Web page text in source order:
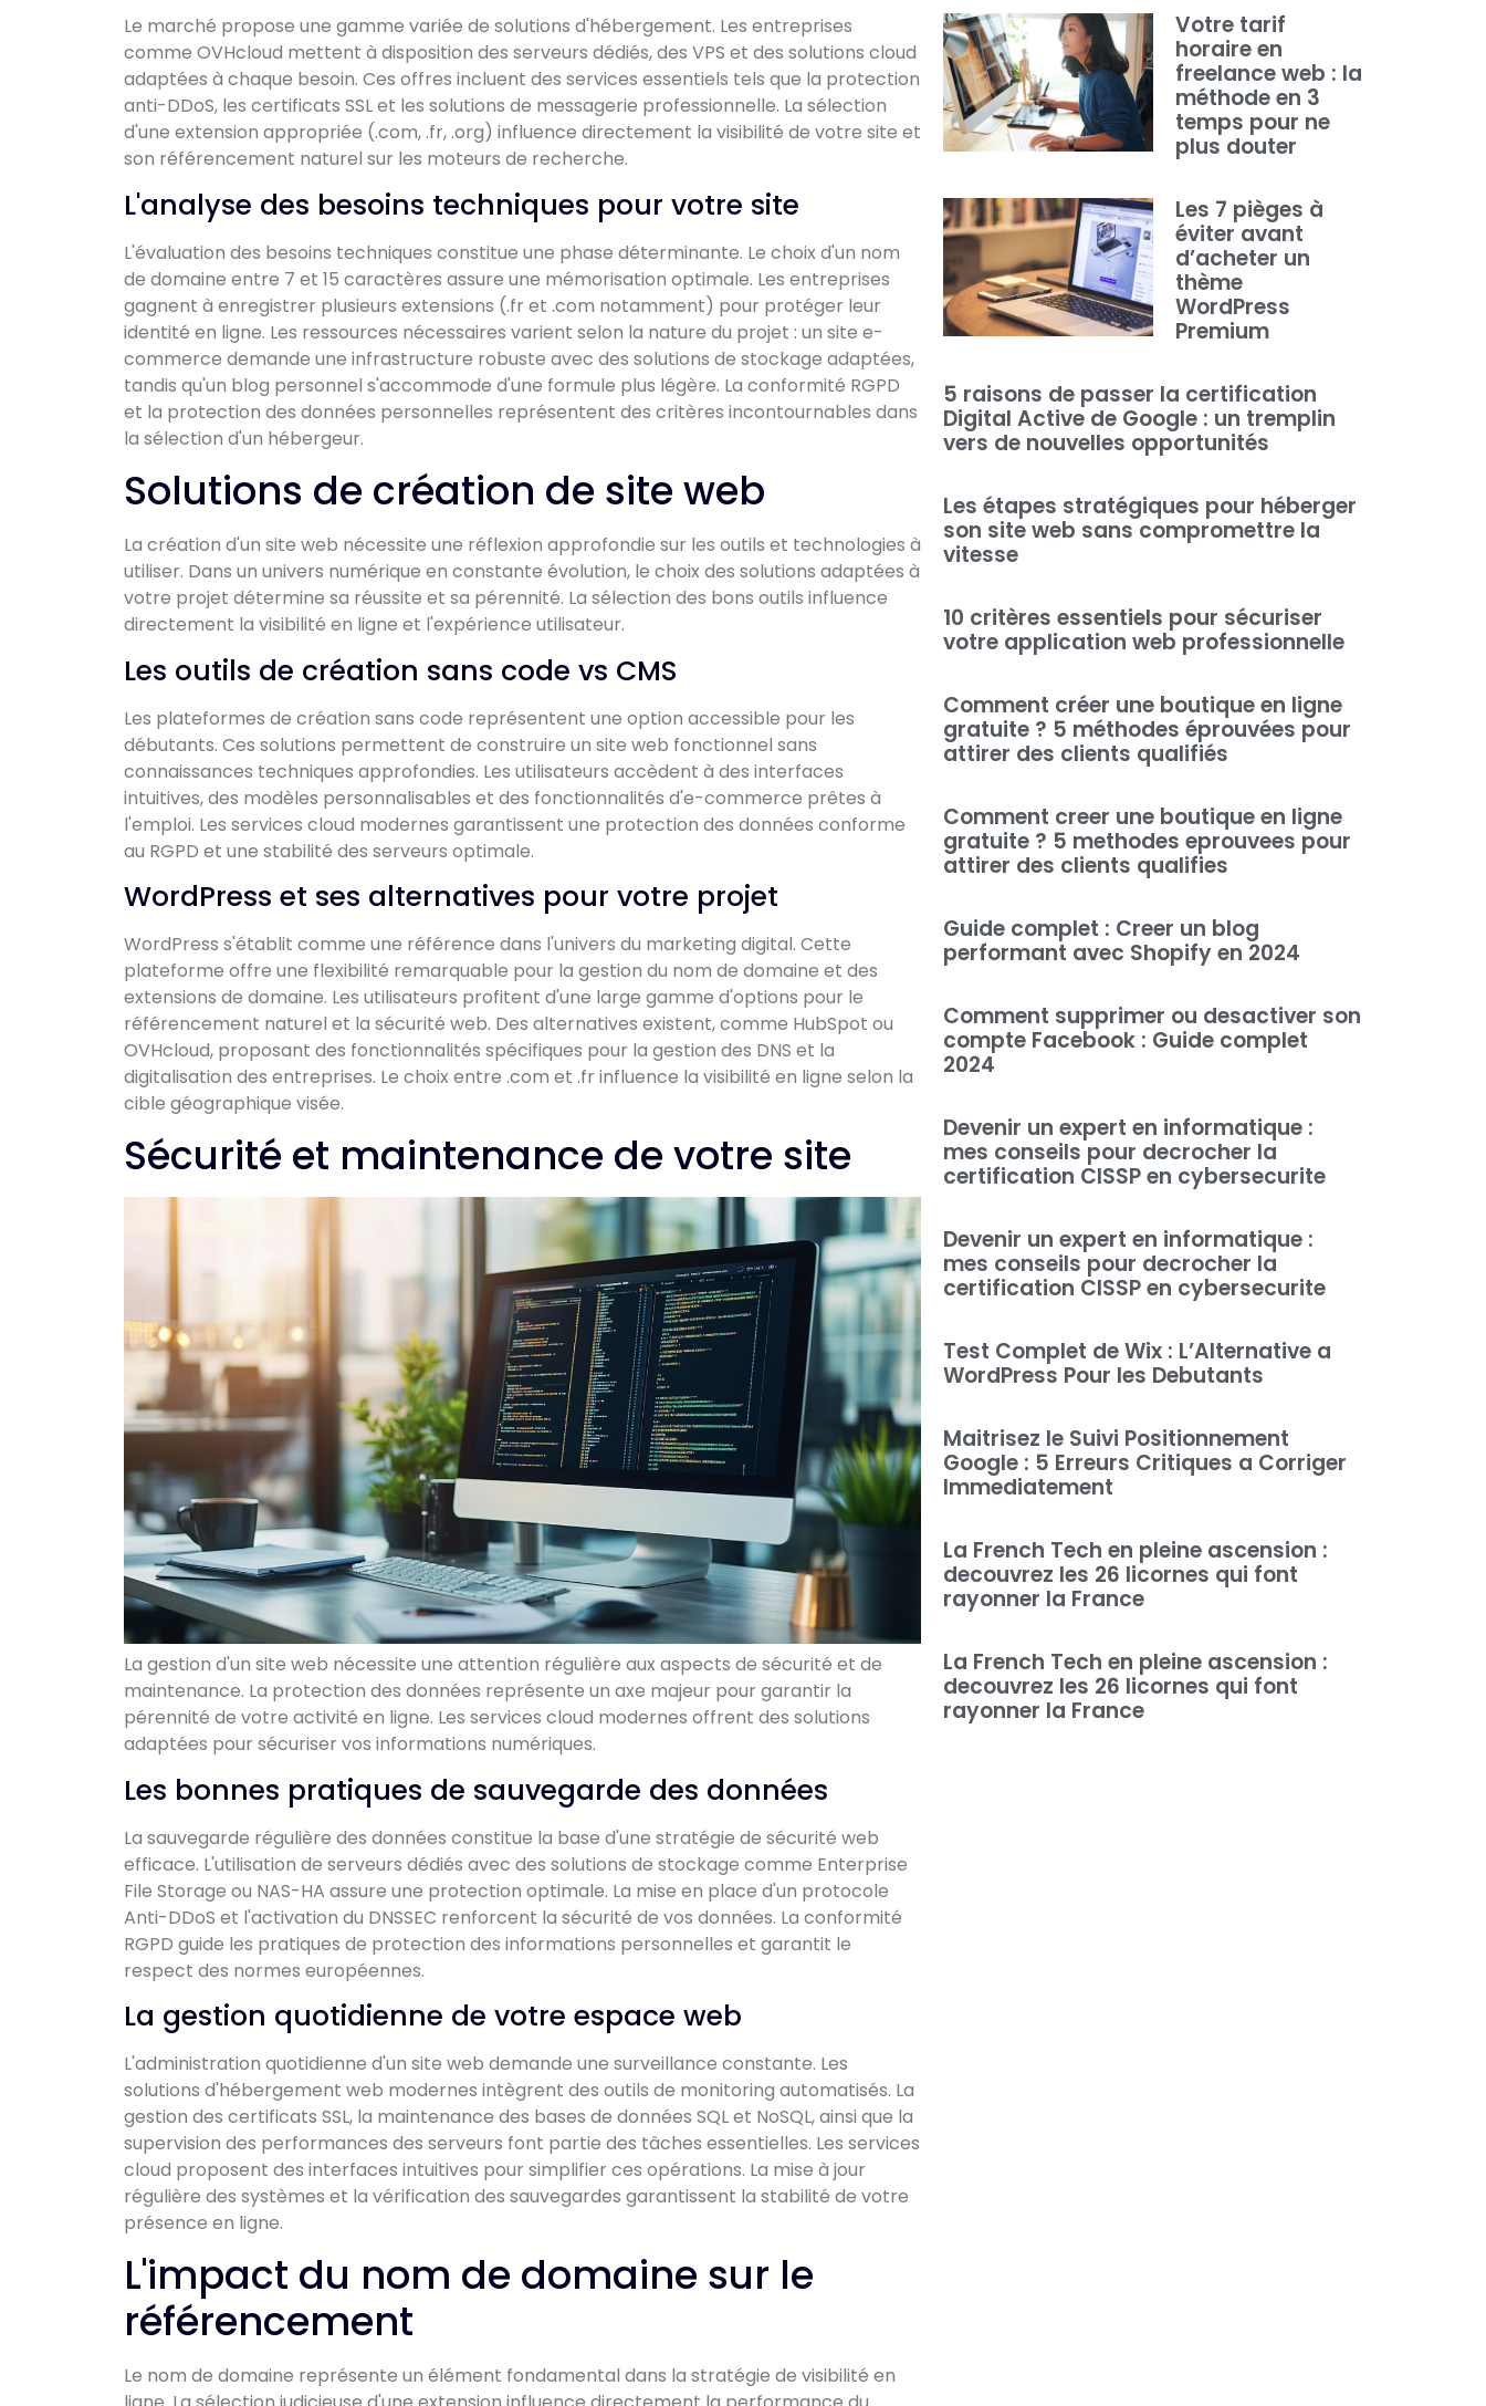
Le marché propose une gamme variée de solutions d'hébergement. Les entreprises
comme OVHcloud mettent à disposition des serveurs dédiés, des VPS et des solutions cloud
adaptées à chaque besoin. Ces offres incluent des services essentiels tels que la protection
anti-DDoS, les certificats SSL et les solutions de messagerie professionnelle. La sélection
d'une extension appropriée (.com, .fr, .org) influence directement la visibilité de votre site et
son référencement naturel sur les moteurs de recherche.
L'analyse des besoins techniques pour votre site
L'évaluation des besoins techniques constitue une phase déterminante. Le choix d'un nom
de domaine entre 7 et 15 caractères assure une mémorisation optimale. Les entreprises
gagnent à enregistrer plusieurs extensions (.fr et .com notamment) pour protéger leur
identité en ligne. Les ressources nécessaires varient selon la nature du projet : un site e-
commerce demande une infrastructure robuste avec des solutions de stockage adaptées,
tandis qu'un blog personnel s'accommode d'une formule plus légère. La conformité RGPD
et la protection des données personnelles représentent des critères incontournables dans
la sélection d'un hébergeur.
Solutions de création de site web
La création d'un site web nécessite une réflexion approfondie sur les outils et technologies à
utiliser. Dans un univers numérique en constante évolution, le choix des solutions adaptées à
votre projet détermine sa réussite et sa pérennité. La sélection des bons outils influence
directement la visibilité en ligne et l'expérience utilisateur.
Les outils de création sans code vs CMS
Les plateformes de création sans code représentent une option accessible pour les
débutants. Ces solutions permettent de construire un site web fonctionnel sans
connaissances techniques approfondies. Les utilisateurs accèdent à des interfaces
intuitives, des modèles personnalisables et des fonctionnalités d'e-commerce prêtes à
l'emploi. Les services cloud modernes garantissent une protection des données conforme
au RGPD et une stabilité des serveurs optimale.
WordPress et ses alternatives pour votre projet
WordPress s'établit comme une référence dans l'univers du marketing digital. Cette
plateforme offre une flexibilité remarquable pour la gestion du nom de domaine et des
extensions de domaine. Les utilisateurs profitent d'une large gamme d'options pour le
référencement naturel et la sécurité web. Des alternatives existent, comme HubSpot ou
OVHcloud, proposant des fonctionnalités spécifiques pour la gestion des DNS et la
digitalisation des entreprises. Le choix entre .com et .fr influence la visibilité en ligne selon la
cible géographique visée.
Sécurité et maintenance de votre site
La gestion d'un site web nécessite une attention régulière aux aspects de sécurité et de
maintenance. La protection des données représente un axe majeur pour garantir la
pérennité de votre activité en ligne. Les services cloud modernes offrent des solutions
adaptées pour sécuriser vos informations numériques.
Les bonnes pratiques de sauvegarde des données
La sauvegarde régulière des données constitue la base d'une stratégie de sécurité web
efficace. L'utilisation de serveurs dédiés avec des solutions de stockage comme Enterprise
File Storage ou NAS-HA assure une protection optimale. La mise en place d'un protocole
Anti-DDoS et l'activation du DNSSEC renforcent la sécurité de vos données. La conformité
RGPD guide les pratiques de protection des informations personnelles et garantit le
respect des normes européennes.
La gestion quotidienne de votre espace web
L'administration quotidienne d'un site web demande une surveillance constante. Les
solutions d'hébergement web modernes intègrent des outils de monitoring automatisés. La
gestion des certificats SSL, la maintenance des bases de données SQL et NoSQL, ainsi que la
supervision des performances des serveurs font partie des tâches essentielles. Les services
cloud proposent des interfaces intuitives pour simplifier ces opérations. La mise à jour
régulière des systèmes et la vérification des sauvegardes garantissent la stabilité de votre
présence en ligne.
L'impact du nom de domaine sur le
référencement
Le nom de domaine représente un élément fondamental dans la stratégie de visibilité en
Votre tarif
horaire en
freelance web : la
méthode en 3
temps pour ne
plus douter
Les 7 pièges à
éviter avant
d’acheter un
thème
WordPress
Premium
5 raisons de passer la certification
Digital Active de Google : un tremplin
vers de nouvelles opportunités
Les étapes stratégiques pour héberger
son site web sans compromettre la
vitesse
10 critères essentiels pour sécuriser
votre application web professionnelle
Comment créer une boutique en ligne
gratuite ? 5 méthodes éprouvées pour
attirer des clients qualifiés
Comment creer une boutique en ligne
gratuite ? 5 methodes eprouvees pour
attirer des clients qualifies
Guide complet : Creer un blog
performant avec Shopify en 2024
Comment supprimer ou desactiver son
compte Facebook : Guide complet
2024
Devenir un expert en informatique :
mes conseils pour decrocher la
certification CISSP en cybersecurite
Devenir un expert en informatique :
mes conseils pour decrocher la
certification CISSP en cybersecurite
Test Complet de Wix : L’Alternative a
WordPress Pour les Debutants
Maitrisez le Suivi Positionnement
Google : 5 Erreurs Critiques a Corriger
Immediatement
La French Tech en pleine ascension :
decouvrez les 26 licornes qui font
rayonner la France
La French Tech en pleine ascension :
decouvrez les 26 licornes qui font
rayonner la France